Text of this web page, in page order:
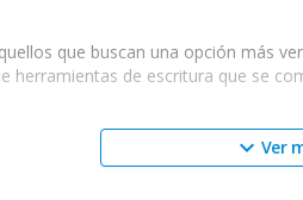
que buscan una opción más
herramientas de escritura que se
keyboard_arrow_down Ver